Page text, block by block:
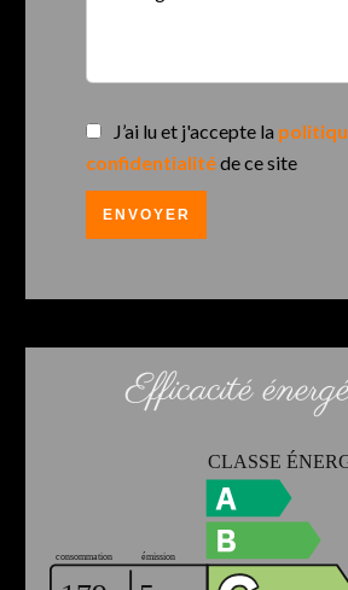
J’ai lu et j'accepte la
confidentialitéde ce site
ENVOYER
Efficacité